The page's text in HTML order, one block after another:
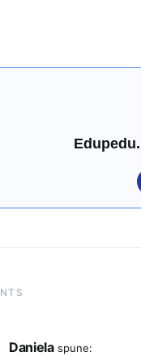
Daniela spune: